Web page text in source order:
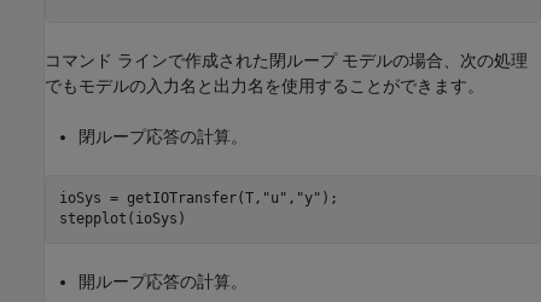
コマンド ラインで作成された閉ループ モデルの場合、次の処理
でもモデルの入力名と出力名を使用することができます。
閉ループ応答の計算。
ioSys = getIOTransfer(T, "u" , "y" );
stepplot(ioSys)
開ループ応答の計算。